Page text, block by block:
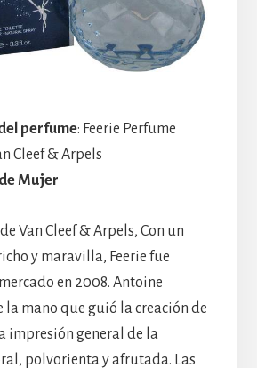
perfume: Feerie Perfume
Cleef & Arpels
Mujer
Van Cleef & Arpels, Con un
y maravilla, Feerie fue
en 2008. Antoine
la mano que guió la creación de
impresión general de la
polvorienta y afrutada. Las